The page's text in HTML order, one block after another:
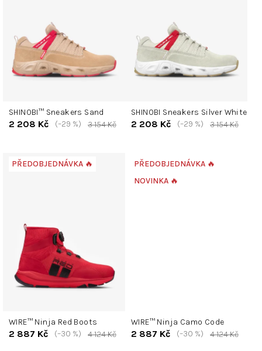
o
d
u
ů
SHINOBI™ Sneakers Sand
2 208 Kč 3 154 Kč
(–29 %)
SHINOBI Sneakers Silver White
2 208 Kč 3 154 Kč
(–29 %)
PŘEDOBJEDNÁVKA 🔥
WIRE™ Ninja Red Boots
2 887 Kč 4 124 Kč
(–30 %)
PŘEDOBJEDNÁVKA 🔥
NOVINKA 🔥
WIRE™ Ninja Camo Code
2 887 Kč 4 124 Kč
(–30 %)